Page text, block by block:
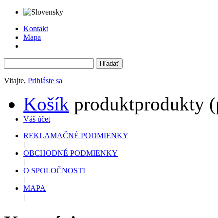
Kontakt
Mapa
Vitajte, Prihláste sa
Košík produktprodukty
Váš účet
REKLAMAČNÉ PODMIENKY
|
OBCHODNÉ PODMIENKY
|
O SPOLOČNOSTI
|
MAPA
|